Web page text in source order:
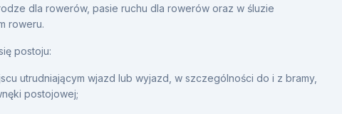
dla rowerów, pasie ruchu dla rowerów oraz w śluzie
roweru.
postoju:
utrudniającym wjazd lub wyjazd, w szczególności do i z bramy,
postojowej;